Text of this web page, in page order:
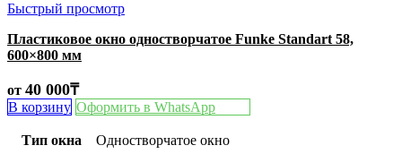
Быстрый просмотр
Пластиковое окно одностворчатое Funke Standart 58,
600×800 мм
от 40 000₸
В корзину Оформить в WhatsApp
Тип окна Одностворчатое окно